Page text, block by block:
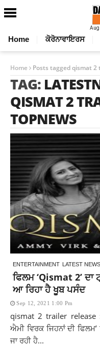
Aug
Home ਕੋਰੋਨਾਵਾਇਰਸ
Home Posts tagged qismat
TAG:
QISMAT 2
TOPNEWS
ENTERTAINMENT LATEST NEWS
ਫਿਲਮ ‘Qismat 2’
ਆ ਰਿਹਾ ਹੈ ਖੂਬ ਪਸੰਦ
Sep 12, 2021 1:00 Pm
qismat 2 trailer
ਐਮੀ ਵਿਰਕ ਜਿਹਨਾਂ ਦੀ
ਜਾ ਰਹੀ ਹੈ...